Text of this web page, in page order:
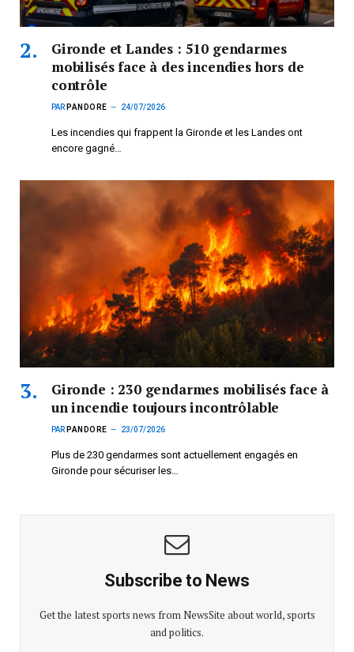
Gironde et Landes : 510 gendarmes
mobilisés face à des incendies hors de
contrôle
PAR PANDORE 24/07/2026
Les incendies qui frappent la Gironde et les Landes ont
encore gagné…
Gironde : 230 gendarmes mobilisés face à
un incendie toujours incontrôlable
PAR PANDORE 23/07/2026
Plus de 230 gendarmes sont actuellement engagés en
Gironde pour sécuriser les…
Subscribe to News
Get the latest sports news from NewsSite about world, sports
and politics.